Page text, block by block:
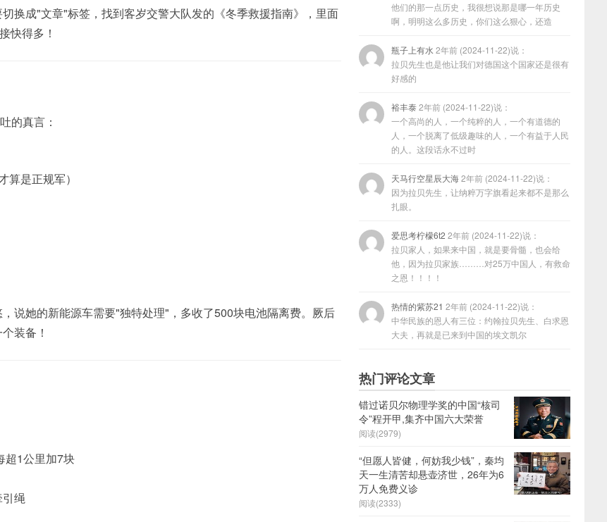
换成"文章"标签，找到客岁交警大队发的《冬季救援指南》，里面
快得多！
的真言：
算是正规军）
说她的新能源车需要"独特处理"，多收了500块电池隔离费。厥后
装备！
超1公里加7块
绳
他们的那一点历史，我很想说那是哪一年历史
啊，明明这么多历史，你们这么狠心，还造
瓶子上有水 2年前 (2024-11-22)说：
拉贝先生也是他让我们对德国这个国家还是很有
好感的
裕丰泰2年前 (2024-11-22)说：
一个高尚的人，一个纯粹的人，一个有道德的
人，一个脱离了低级趣味的人，一个有益于人民
的人。这段话永不过时
天马行空星辰大海2年前 (2024-11-22)说：
因为拉贝先生，让纳粹万字旗看起来都不是那么
扎眼。
爱思考柠檬6t2 2年前 (2024-11-22)说：
拉贝家人，如果来中国，就是要骨髓，也会给
他，因为拉贝家族………对25万中国人，有救命
之恩！！！！
热情的紫苏21 2年前 (2024-11-22)说：
中华民族的恩人有三位：约翰拉贝先生、白求恩
大夫，再就是已来到中国的埃文凯尔
热门评论文章
错过诺贝尔物理学奖的中国“核司
令”程开甲,集齐中国六大荣誉
阅读(2979)
“但愿人皆健，何妨我少钱”，秦均
天一生清苦却悬壶济世，26年为6
万人免费义诊
阅读(2333)